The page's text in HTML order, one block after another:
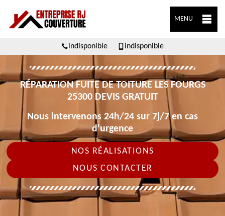
MENU
indisponible indisponible
RÉPARATION FUITE DE TOITURE LES FOURGS
25300 DEVIS GRATUIT
Nous intervenons 24h/24 sur 7j/7 en cas
d'urgence
NOS RÉALISATIONS
NOUS CONTACTER